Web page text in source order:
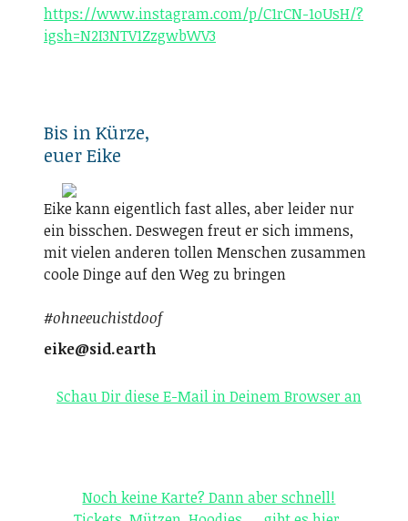
https://www.instagram.com/p/C1rCN-1oUsH/?
igsh=N2I3NTV1ZzgwbWV3
Bis in Kürze,
euer Eike
Eike kann eigentlich fast alles, aber leider nur
ein bisschen. Deswegen freut er sich immens,
mit vielen anderen tollen Menschen zusammen
coole Dinge auf den Weg zu bringen
#ohneeuchistdoof
eike@sid.earth
Schau Dir diese E-Mail in Deinem Browser an
Noch keine Karte? Dann aber schnell!